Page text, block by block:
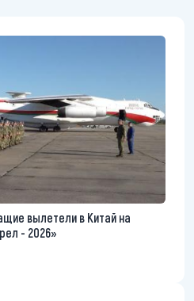
вылетели в Китай на
- 2026»